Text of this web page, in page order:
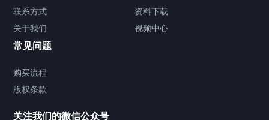
TCU温度控制单元
Chiller气体控温系统
联系方式
关于我们
资料下载
视频中心
常见问题
购买流程
版权条款
关注我们的微信公众号